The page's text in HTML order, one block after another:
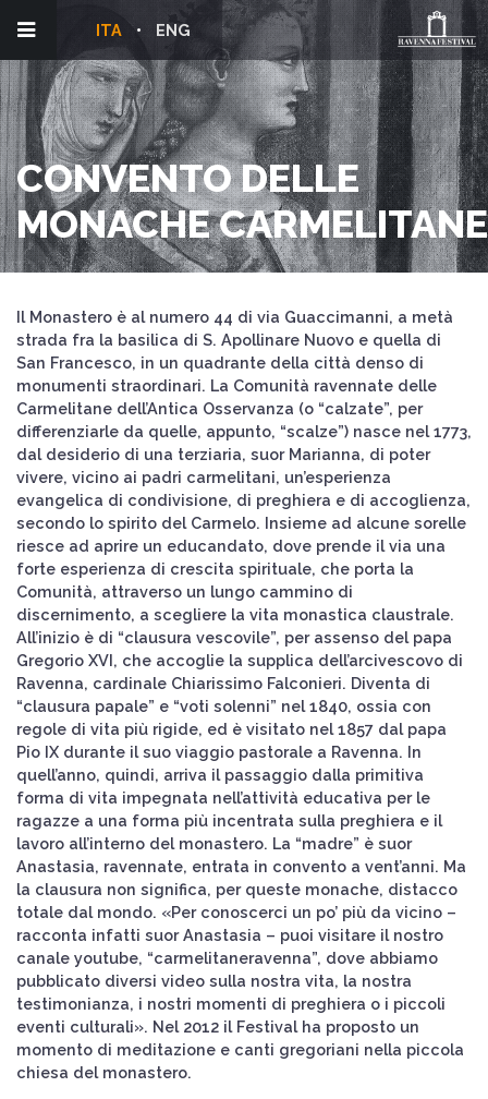
ENG
ITA
CONVENTO DELLE
MONACHE CARMELITANE
Il Monastero è al numero 44 di via Guaccimanni, a metà
strada fra la basilica di S. Apollinare Nuovo e quella di
San Francesco, in un quadrante della città denso di
monumenti straordinari. La Comunità ravennate delle
Carmelitane dell’Antica Osservanza (o “calzate”, per
differenziarle da quelle, appunto, “scalze”) nasce nel 1773,
dal desiderio di una terziaria, suor Marianna, di poter
vivere, vicino ai padri carmelitani, un’esperienza
evangelica di condivisione, di preghiera e di accoglienza,
secondo lo spirito del Carmelo. Insieme ad alcune sorelle
riesce ad aprire un educandato, dove prende il via una
forte esperienza di crescita spirituale, che porta la
Comunità, attraverso un lungo cammino di
discernimento, a scegliere la vita monastica claustrale.
All’inizio è di “clausura vescovile”, per assenso del papa
Gregorio XVI, che accoglie la supplica dell’arcivescovo di
Ravenna, cardinale Chiarissimo Falconieri. Diventa di
“clausura papale” e “voti solenni” nel 1840, ossia con
regole di vita più rigide, ed è visitato nel 1857 dal papa
Pio IX durante il suo viaggio pastorale a Ravenna. In
quell’anno, quindi, arriva il passaggio dalla primitiva
forma di vita impegnata nell’attività educativa per le
ragazze a una forma più incentrata sulla preghiera e il
lavoro all’interno del monastero. La “madre” è suor
Anastasia, ravennate, entrata in convento a vent’anni. Ma
la clausura non significa, per queste monache, distacco
totale dal mondo. «Per conoscerci un po’ più da vicino –
racconta infatti suor Anastasia – puoi visitare il nostro
canale youtube, “carmelitaneravenna”, dove abbiamo
pubblicato diversi video sulla nostra vita, la nostra
testimonianza, i nostri momenti di preghiera o i piccoli
eventi culturali». Nel 2012 il Festival ha proposto un
momento di meditazione e canti gregoriani nella piccola
chiesa del monastero.